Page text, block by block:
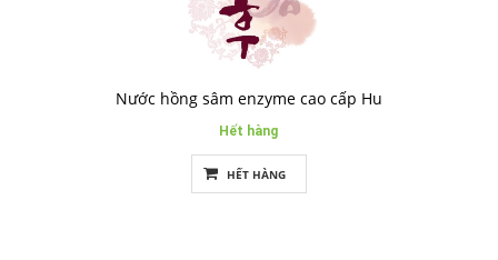
Nước hồng sâm enzyme cao cấp Hu
Hết hàng
HẾT HÀNG